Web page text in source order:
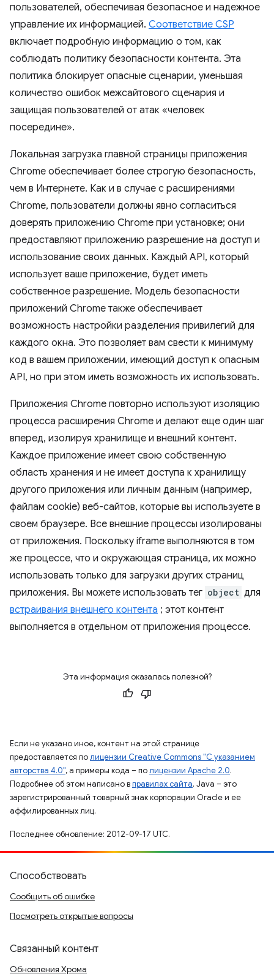
пользователей, обеспечивая безопасное и надежное
управление их информацией. Соответствие CSP
включает подробную информацию о том, как
соблюдать политику безопасности контента. Эта
политика блокирует опасные сценарии, уменьшая
количество ошибок межсайтового сценария и
защищая пользователей от атак «человек
посередине».
Локальная загрузка главной страницы приложения
Chrome обеспечивает более строгую безопасность,
чем в Интернете. Как и в случае с расширениями
Chrome, пользователи должны явно согласиться
доверять приложению Chrome при установке; они
предоставляют приложению разрешение на доступ и
использование своих данных. Каждый API, который
использует ваше приложение, будет иметь
собственное разрешение. Модель безопасности
приложений Chrome также обеспечивает
возможность настройки разделения привилегий для
каждого окна. Это позволяет вам свести к минимуму
код в вашем приложении, имеющий доступ к опасным
API, но при этом иметь возможность их использовать.
Приложения Chrome повторно используют изоляцию
процесса расширения Chrome и делают еще один шаг
вперед, изолируя хранилище и внешний контент.
Каждое приложение имеет свою собственную
область хранения и не имеет доступа к хранилищу
другого приложения или личным данным (например,
файлам cookie) веб-сайтов, которые вы используете в
своем браузере. Все внешние процессы изолированы
от приложения. Поскольку iframe выполняются в том
же процессе, что и окружающая страница, их можно
использовать только для загрузки других страниц
приложения. Вы можете использовать тег object для
встраивания внешнего контента ; этот контент
выполняется в отдельном от приложения процессе.
Эта информация оказалась полезной?
Если не указано иное, контент на этой странице
предоставляется полицензии Creative Commons "С указанием
авторства 4.0", а примеры кода – полицензии Apache 2.0.
Подробнее об этом написано вправилах сайта. Java – это
зарегистрированный товарный знак корпорации Oracle и ее
аффилированных лиц.
Последнее обновление: 2012-09-17 UTC.
Способствовать
Сообщить об ошибке
Посмотреть открытые вопросы
Связанный контент
Обновления Хрома